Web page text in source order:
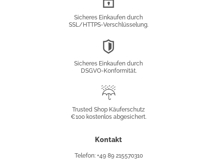
Sicheres Einkaufen durch
SSL/HTTPS-Verschlüsselung.
Sicheres Einkaufen durch
DSGVO-Konformität.
Käuferschutz
Trusted Shop Käuferschutz
€100 kostenlos abgesichert.
Kontakt
Telefon: +49 89 215570310